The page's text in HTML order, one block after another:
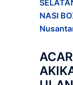
NASI